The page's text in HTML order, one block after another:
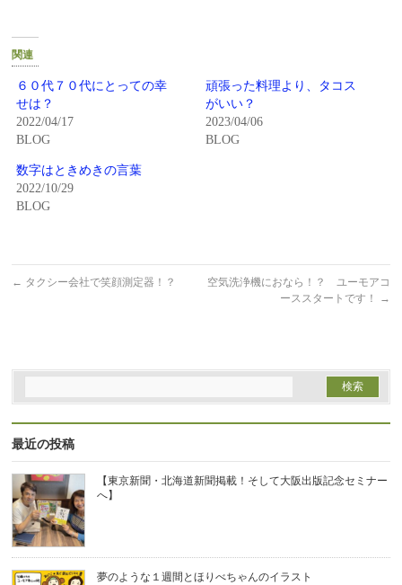
て
有
(新
し
い
ウ
ィ
ド
ウ
で
開
き
リ
ッ
し
さ
い
(新
で
関連
６０代７０代にとっての幸
せは？
2022/04/17
BLOG
頑張った料理より、タコス
がいい？
2023/04/06
BLOG
数字はときめきの言葉
2022/10/29
BLOG
← タクシー会社で笑顔測定器！？
空気洗浄機におなら！？ ユーモアコ
ーススタートです！
→
最近の投稿
【東京新聞・北海道新聞掲載！そして大阪出版記念セミナー
へ】
夢のような１週間とほりべちゃんのイラスト